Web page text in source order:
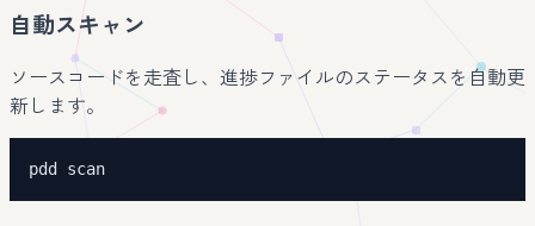
自動スキャン
ソースコードを走査し、進捗ファイルのステータスを自動更
新します。
pdd scan